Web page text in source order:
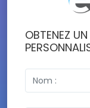
OBTENEZ